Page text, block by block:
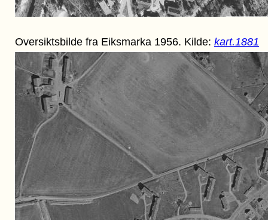
Oversiktsbilde fra Eiksmarka 1956. Kilde: kart.1881